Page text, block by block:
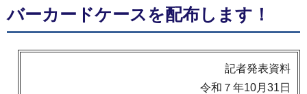
バーカードケースを配布します！
記者発表資料
令和７年10月31日